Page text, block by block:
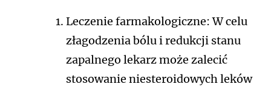
Leczenie farmakologiczne: W celu
złagodzenia bólu i redukcji stanu
zapalnego lekarz może zalecić
stosowanie niesteroidowych leków